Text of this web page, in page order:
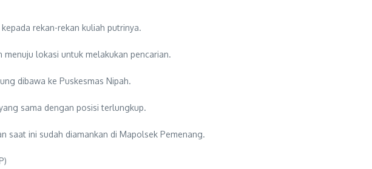
rekan-rekan kuliah putrinya.
lokasi untuk melakukan pencarian.
dibawa ke Puskesmas Nipah.
sama dengan posisi terlungkup.
saat ini sudah diamankan di Mapolsek Pemenang.